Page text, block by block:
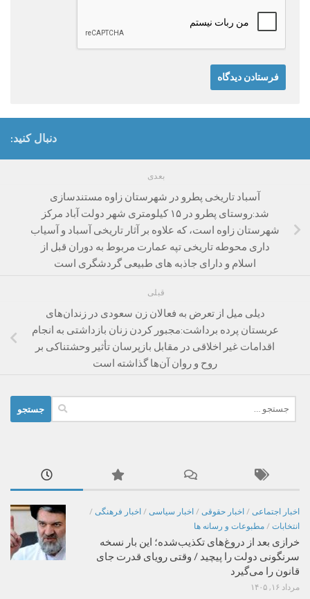
دنبال کنید:
بعدی
آسباد تاریخی پطرو در شهرستان زاوه مستندسازی
شد:روستای پطرو در ۱۵ کیلومتری شهر دولت آباد مرکز
شهرستان زاوه است، که علاوه بر آثار تاریخی آسباد و آسیاب
داری محوطه تاریخی تپه عمارت مربوط به دوران قبل از
اسلام و دارای جاذبه های طبیعی گردشگری است
قبلی
دیلی میل از تعرض به فعالان زن سعودی در زندان‌های
عربستان پرده برداشت:مجبور کردن زنان بازداشتی به انجام
اقدامات غیر اخلاقی در مقابل بازپرسان تأثیر وحشتناکی بر
روح و روان آن‌ها گذاشته است
برای:
اخبار اجتماعی / اخبار حقوقی / اخبار سیاسی / اخبار فرهنگی /
انتخابات / مطبوعات و رسانه ها
خرازی بعد از دروغ‌های تکذیب‌شده؛ این بار نسخه
سرنگونی دولت را پیچید / وقتی رویای قدرت جای
قانون را می‌گیرد
مرداد ۱۶, ۱۴۰۵